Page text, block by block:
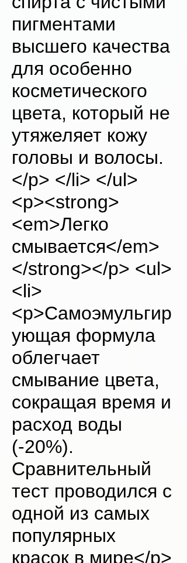
пигментами
высшего качества
для особенно
косметического
цвета, который не
утяжеляет кожу
головы и волосы.
</p> </li> </ul>
<p><strong>
<em>Легко
смывается</em>
</strong></p> <ul>
<li>
<p>Самоэмульгир
ующая формула
облегчает
смывание цвета,
сокращая время и
расход воды
(-20%).
Сравнительный
тест проводился с
одной из самых
популярных
красок в мире</p>